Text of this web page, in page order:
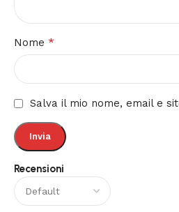
Recensioni
Nome *
Salva il mio nome, email e